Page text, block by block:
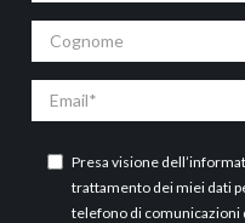
Cognome
Email
Presa visione dell’
trattamento dei miei dati
telefono di